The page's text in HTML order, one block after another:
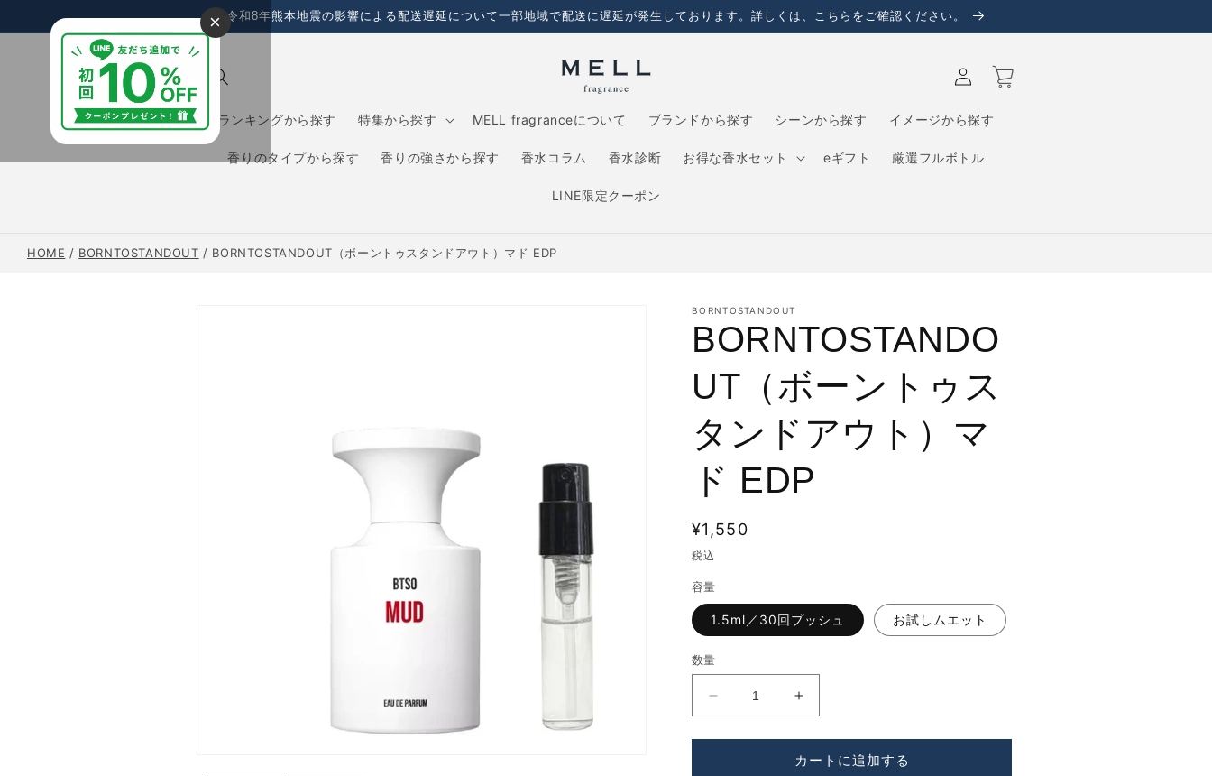
ンツに
進む
令和8年熊本地震の影響による配送遅延について一部地域で配送に遅延が発生しております。詳しくは、こちらをご確認ください。
ランキングから探す 特集から探す MELL fragranceについて ブランドから探す シーンから探す イメージから探す
香りのタイプから探す 香りの強さから探す 香水コラム 香水診断 お得な香水セット eギフト 厳選フルボトル
LINE限定クーポン
グ
イ
ー
HOME / BORNTOSTANDOUT / BORNTOSTANDOUT（ボーントゥスタンドアウト）マド EDP
BORNTOSTANDOUT
BORNTOSTANDO
UT（ボーントゥス
タンドアウト）マ
ド EDP
通
常
価
格
¥1,550
税込
容量
1.5ml／30回プッシュ お試しムエット
数量
BORNTOSTANDOUT（ボ
BORNTOSTANDOUT（ボ
ト
カートに追加する
×